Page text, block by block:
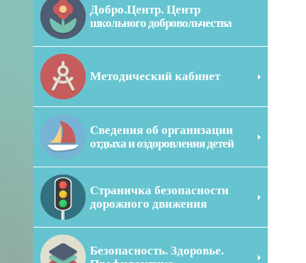
Добро.Центр. Центр
школьного добровольчества
Методический кабинет
Сведения об организации
отдыха и оздоровления детей
Страничка безопасности
дорожного движения
Безопасность. Здоровье.